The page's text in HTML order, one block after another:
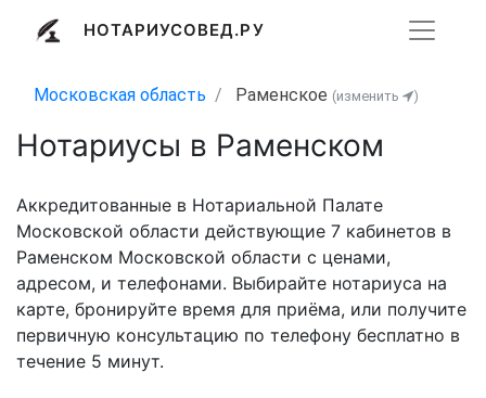
НОТАРИУСОВЕД.РУ
Московская область Раменское (изменить )
Нотариусы в Раменском
Аккредитованные в Нотариальной Палате
Московской области действующие 7 кабинетов в
Раменском Московской области с ценами,
адресом, и телефонами. Выбирайте нотариуса на
карте, бронируйте время для приёма, или получите
первичную консультацию по телефону бесплатно в
течение 5 минут.